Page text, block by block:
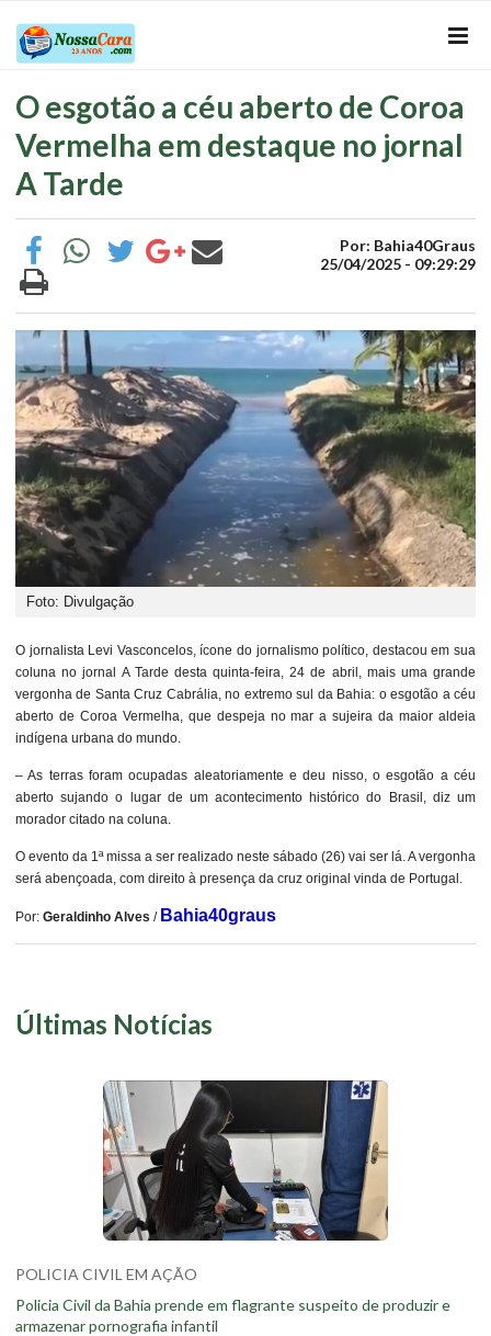
O esgotão a céu aberto de Coroa
Vermelha em destaque no jornal
A Tarde
Por: Bahia40Graus
25/04/2025 - 09:29:29
Foto: Divulgação
O jornalista Levi Vasconcelos, ícone do jornalismo político, destacou em sua
coluna no jornal A Tarde desta quinta-feira, 24 de abril, mais uma grande
vergonha de Santa Cruz Cabrália, no extremo sul da Bahia: o esgotão a céu
aberto de Coroa Vermelha, que despeja no mar a sujeira da maior aldeia
indígena urbana do mundo.
– As terras foram ocupadas aleatoriamente e deu nisso, o esgotão a céu
aberto sujando o lugar de um acontecimento histórico do Brasil, diz um
morador citado na coluna.
O evento da 1ª missa a ser realizado neste sábado (26) vai ser lá. A vergonha
será abençoada, com direito à presença da cruz original vinda de Portugal.
Por: Geraldinho Alves / Bahia40graus
Últimas Notícias
POLICIA CIVIL EM AÇÃO
Policia Civil da Bahia prende em flagrante suspeito de produzir e
armazenar pornografia infantil